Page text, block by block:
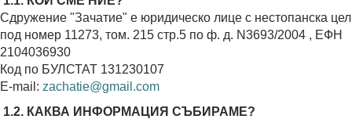
Сдружение "Зачатие" е юридическо лице с нестопанска цел
под номер 11273, том. 215 стр.5 по ф. д. N3693/2004 , ЕФН
2104036930
Код по БУЛСТАТ 131230107
E-mail: zachatie@gmail.com
1.2. КАКВА ИНФОРМАЦИЯ СЪБИРАМЕ?